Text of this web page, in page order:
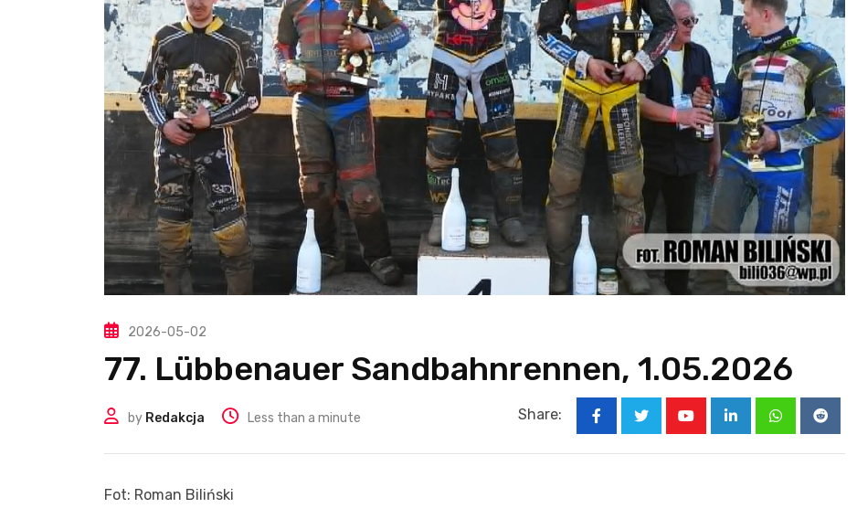
2026-05-02
77. Lübbenauer Sandbahnrennen, 1.05.2026
by Redakcja Less than a minute Share:
LinkedInWhatsappReddit
Fot: Roman Biliński